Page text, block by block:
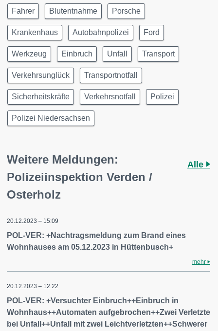
Fahrer Blutentnahme Porsche
Krankenhaus Autobahnpolizei Ford
Werkzeug Einbruch Unfall Transport
Verkehrsunglück Transportnotfall
Sicherheitskräfte Verkehrsnotfall Polizei
Polizei Niedersachsen
Weitere Meldungen:
Polizeiinspektion Verden /
Osterholz
Alle
20.12.2023 – 15:09
POL-VER: +Nachtragsmeldung zum Brand eines
Wohnhauses am 05.12.2023 in Hüttenbusch+
mehr
20.12.2023 – 12:22
POL-VER: +Versuchter Einbruch++Einbruch in
Wohnhaus++Automaten aufgebrochen++Zwei Verletzte
bei Unfall++Unfall mit zwei Leichtverletzten++Schwerer